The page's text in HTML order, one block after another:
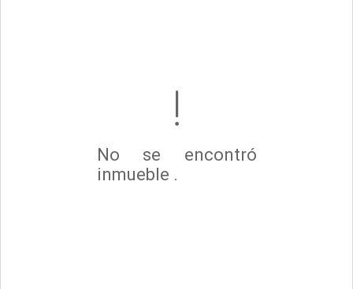
No se encontró
inmueble .